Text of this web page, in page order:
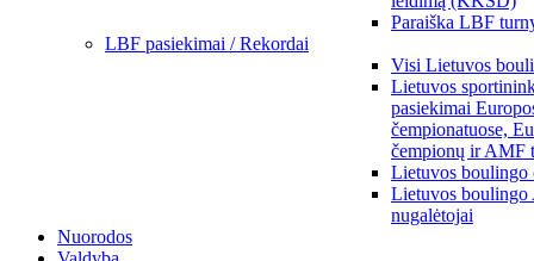
Paraiška LBF
LBF pasiekimai / Rekordai
Visi Lietuvos
Lietuvos
pasiekimai
čempionatuose,
čempionų ir AMF
Lietuvos boulingo
Lietuvos boulingo
nugalėtojai
Nuorodos